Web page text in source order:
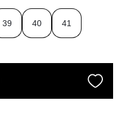
39 40 41